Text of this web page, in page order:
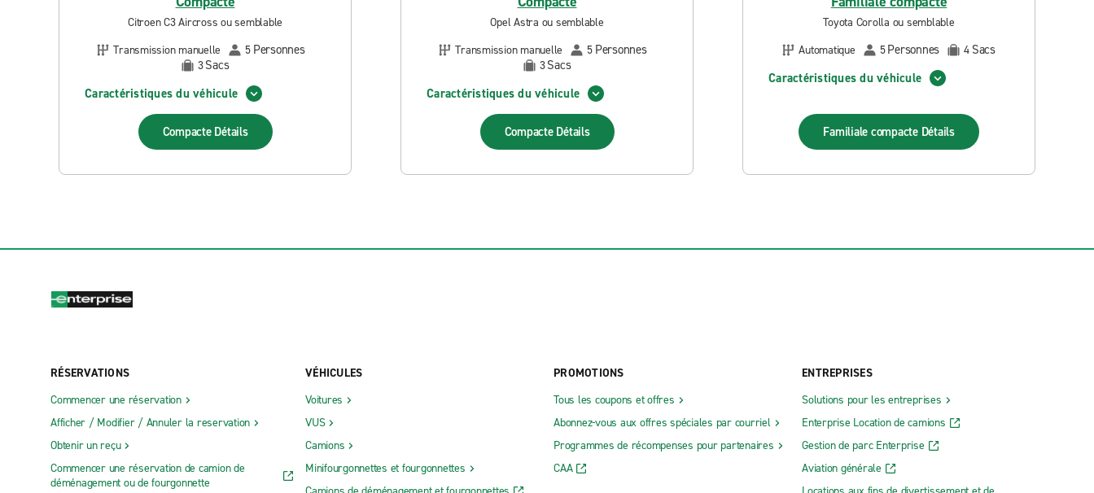
Citroen C3 Aircross ou semblable
Transmission manuelle
5 Personnes
3Sacs
Caractéristiques du véhicule
Compacte Détails
Opel Astra ou semblable
Transmission manuelle
5 Personnes
3Sacs
Caractéristiques du véhicule
Compacte Détails
Toyota Corolla ou semblable
Automatique
5Personnes 4 Sacs
Caractéristiques du véhicule
Familiale compacte Détails
RÉSERVATIONS
Commencer une réservation
Afficher / Modifier / Annuler la reservation
Obtenir un reçu
Commencer une réservation de camion de
déménagement ou de fourgonnette
VÉHICULES
Voitures
VUS
Camions
Minifourgonnettes et fourgonnettes
PROMOTIONS
Tous les coupons et offres
Abonnez-vous aux offres spéciales par courriel
Programmes de récompenses pour partenaires
CAA
ENTREPRISES
Solutions pour les entreprises
Enterprise Location de camions
Gestion de parc Enterprise
Aviation générale